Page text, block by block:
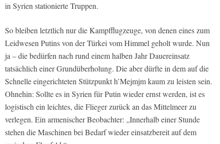
in Syrien stationierte Truppen.
So bleiben letztlich nur die Kampfflugzeuge, von denen eines zum
Leidwesen Putins von der Türkei vom Himmel geholt wurde. Nun
ja – die bedürfen nach rund einem halben Jahr Dauereinsatz
tatsächlich einer Grundüberholung. Die aber dürfte in dem auf die
Schnelle eingerichteten Stützpunkt h’Mejmjm kaum zu leisten sein.
Ohnehin: Sollte es in Syrien für Putin wieder ernst werden, ist es
logistisch ein leichtes, die Flieger zurück an das Mittelmeer zu
verlegen. Ein armenischer Beobachter: „Innerhalb einer Stunde
stehen die Maschinen bei Bedarf wieder einsatzbereit auf dem